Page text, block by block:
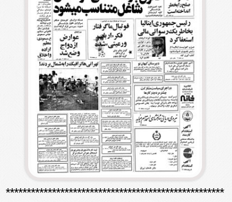
****************************************************